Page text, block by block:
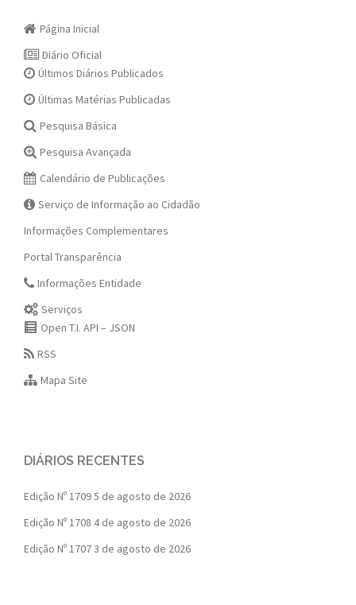
Página Inicial
Diário Oficial
Últimos Diários Publicados
Últimas Matérias Publicadas
Pesquisa Básica
Pesquisa Avançada
Calendário de Publicações
Serviço de Informação ao Cidadão
Informações Complementares
Portal Transparência
Informações Entidade
Serviços
Open T.I. API – JSON
RSS
Mapa Site
DIÁRIOS RECENTES
Edição Nº 17095 de agosto de 2026
Edição Nº 1708 4 de agosto de 2026
Edição Nº 17073 de agosto de 2026